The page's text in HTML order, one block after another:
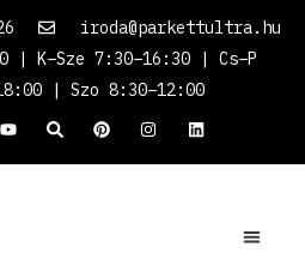
iroda@parkettultra.hu
| K–Sze 7:30–16:30 | Cs–P
| Szo 8:30–12:00